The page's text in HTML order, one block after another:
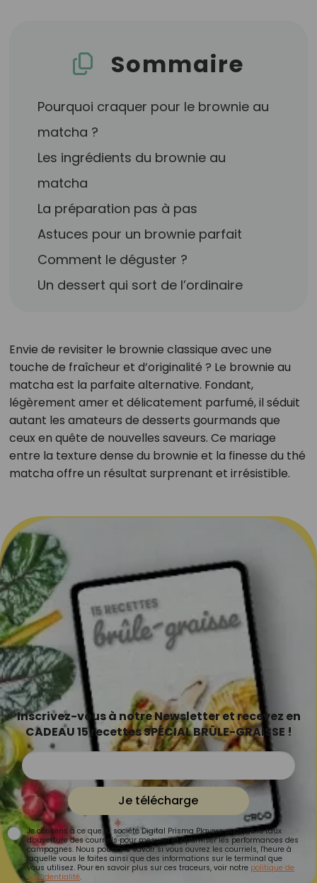
Sommaire
Pourquoi craquer pour le brownie au
matcha ?
Les ingrédients du brownie au
matcha
La préparation pas à pas
Astuces pour un brownie parfait
Comment le déguster ?
Un dessert qui sort de l’ordinaire
Envie de revisiter le brownie classique avec une
touche de fraîcheur et d’originalité ? Le brownie au
matcha est la parfaite alternative. Fondant,
légèrement amer et délicatement parfumé, il séduit
autant les amateurs de desserts gourmands que
ceux en quête de nouvelles saveurs. Ce mariage
entre la texture dense du brownie et la finesse du thé
matcha offre un résultat surprenant et irrésistible.
Inscrivez-vous à notre Newsletter et recevez en
CADEAU 15 recettes SPÉCIAL BRÛLE-GRAISSE !
Je télécharge
Je consens à ce que la société Digital Prisma Players analyse le taux
d'ouverture des courriels pour mesurer et optimiser les performances des
campagnes. Nous pourrons savoir si vous ouvrez les courriels, l'heure à
laquelle vous le faites ainsi que des informations sur le terminal que
vous utilisez. Pour en savoir plus sur ces traceurs, voir notre politique de
confidentialité.